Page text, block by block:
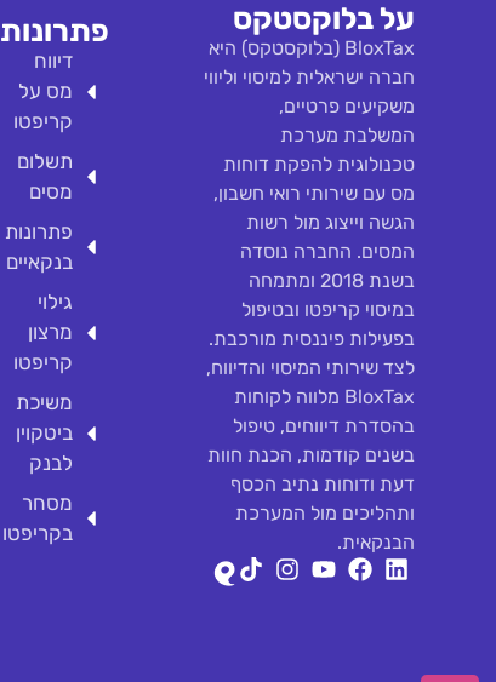
על בלוקסטקס
BloxTax (בלוקסטקס) היא
חברה ישראלית למיסוי וליווי
משקיעים פרטיים,
המשלבת מערכת
טכנולוגית להפקת דוחות
מס עם שירותי רואי חשבון,
הגשה וייצוג מול רשות
המסים. החברה נוסדה
בשנת 2018 ומתמחה
במיסוי קריפטו ובטיפול
בפעילות פיננסית מורכבת.
לצד שירותי המיסוי והדיווח,
BloxTax מלווה לקוחות
בהסדרת דיווחים, טיפול
בשנים קודמות, הכנת חוות
דעת ודוחות נתיב הכסף
ותהליכים מול המערכת
הבנקאית.
פתרונות
דיווח
מס על
קריפטו
תשלום
מסים
פתרונות
בנקאיים
גילוי
מרצון
קריפטו
משיכת
ביטקוין
לבנק
מסחר
בקריפטו